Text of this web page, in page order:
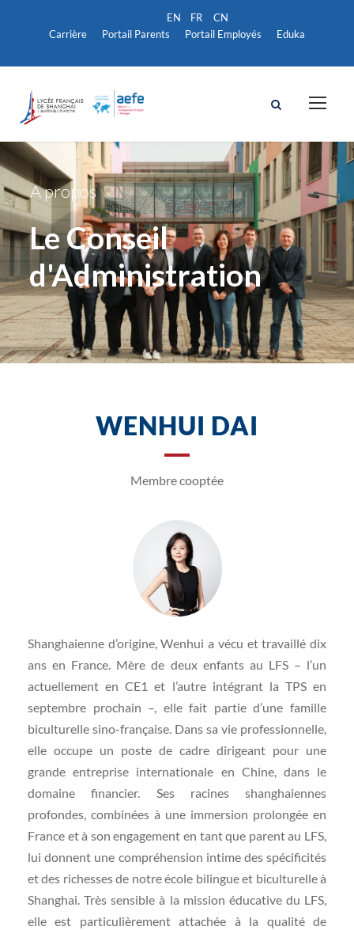
Carrière Portail Parents Portail Employés Eduka
A propos
Le Conseil
d'Administration
WENHUI DAI
Membre cooptée
Shanghaienne d’origine, Wenhui a vécu et travaillé dix
ans en France. Mère de deux enfants au LFS – l’un
actuellement en CE1 et l’autre intégrant la TPS en
septembre prochain –, elle fait partie d’une famille
biculturelle sino-française. Dans sa vie professionnelle,
elle occupe un poste de cadre dirigeant pour une
grande entreprise internationale en Chine, dans le
domaine financier. Ses racines shanghaiennes
profondes, combinées à une immersion prolongée en
France et à son engagement en tant que parent au LFS,
lui donnent une compréhension intime des spécificités
et des richesses de notre école bilingue et biculturelle à
Shanghai. Très sensible à la mission éducative du LFS,
elle est particulièrement attachée à la qualité de